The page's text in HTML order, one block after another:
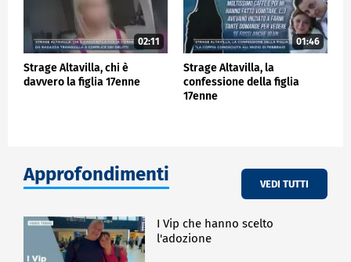
02:11
Strage Altavilla, chi è
davvero la figlia 17enne
01:46
Strage Altavilla, la
confessione della figlia
17enne
Approfondimenti VEDI TUTTI
I Vip che hanno scelto
l'adozione